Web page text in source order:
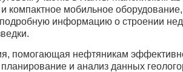
компактное мобильное
информацию о строении
помогающая нефтяникам
и анализ данных